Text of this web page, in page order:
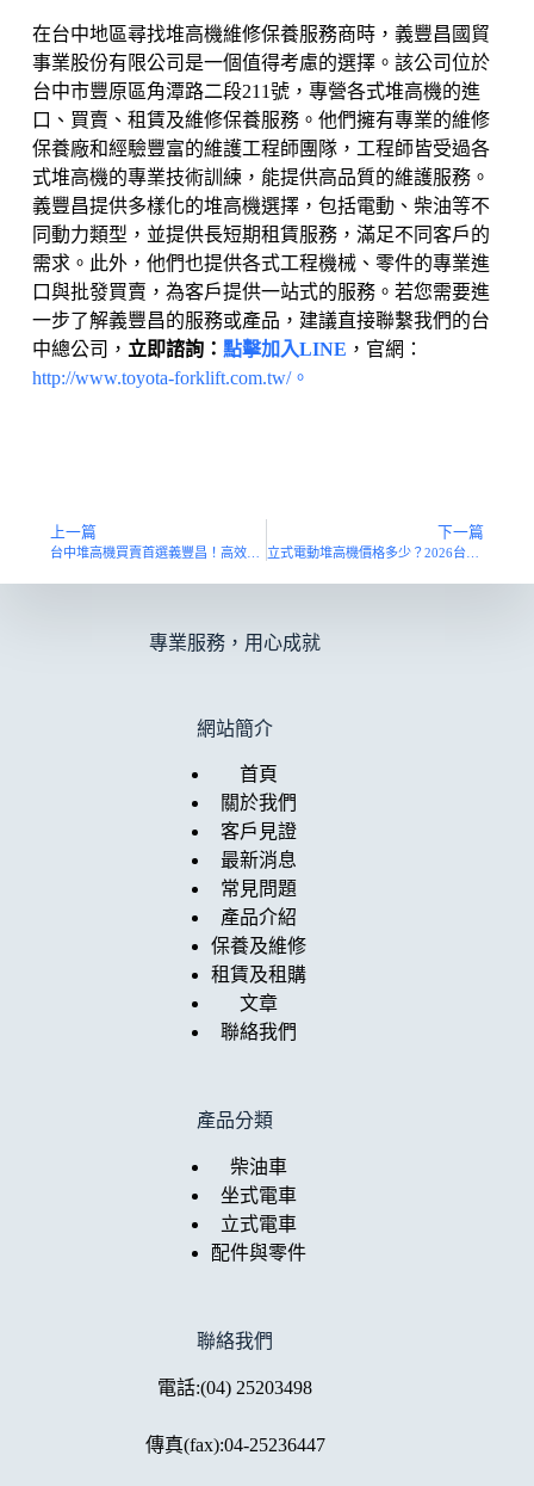
在台中地區尋找堆高機維修保養服務商時，義豐昌國貿
事業股份有限公司是一個值得考慮的選擇。​該公司位於
台中市豐原區角潭路二段211號，專營各式堆高機的進
口、買賣、租賃及維修保養服務。​他們擁有專業的維修
保養廠和經驗豐富的維護工程師團隊，工程師皆受過各
式堆高機的專業技術訓練，能提供高品質的維護服務。
義豐昌提供多樣化的堆高機選擇，包括電動、柴油等不
同動力類型，並提供長短期租賃服務，滿足不同客戶的
需求。​此外，他們也提供各式工程機械、零件的專業進
口與批發買賣，為客戶提供一站式的服務。若您需要進
一步了解義豐昌的服務或產品，建議直接聯繫我們的台
中總公司， 立即諮詢： 點擊加入LINE ，官網：
http://www.toyota-forklift.com.tw/。
上一篇
台中堆高機買賣首選義豐昌！高效搬運、保固到位，你的工廠最強後盾
下一篇
專業服務，用心成就
網站簡介
首頁
關於我們
客戶見證
最新消息
常見問題
產品介紹
保養及維修
租賃及租購
文章
聯絡我們
產品分類
柴油車
坐式電車
立式電車
配件與零件
聯絡我們
電話:(04) 25203498
傳真(fax):04-25236447